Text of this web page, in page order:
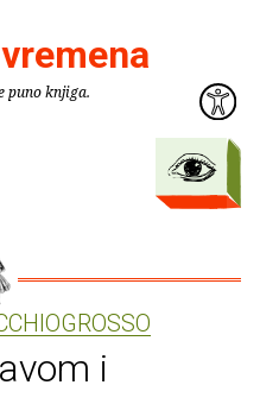
puno knjiga.
i